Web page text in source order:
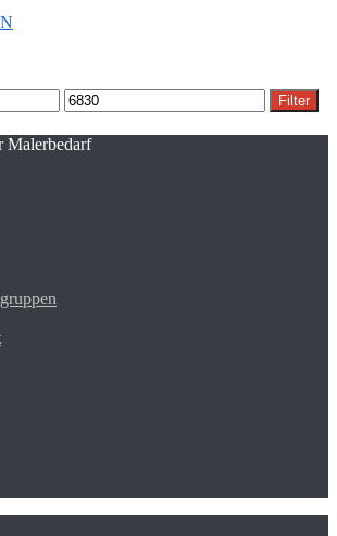
Max.
Preis
Filter